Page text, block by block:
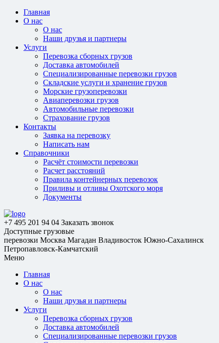
Главная
О нас
О нас
Наши друзья и партнеры
Услуги
Перевозка сборных грузов
Доставка автомобилей
Специализированные перевозки грузов
Складские услуги и хранение грузов
Морские грузоперевозки
Авиаперевозки грузов
Автомобильные перевозки
Страхование грузов
Контакты
Заявка на перевозку
Написать нам
Справочники
Расчёт стоимости перевозки
Расчет расстояний
Правила контейнерных перевозок
Приливы и отливы Охотского моря
Документы
+7 495 201 94 04 Заказать звонок
Доступные грузовые
перевозки Москва Магадан Владивосток Южно-Сахалинск
Петропавловск-Камчатский
Меню
Главная
О нас
О нас
Наши друзья и партнеры
Услуги
Перевозка сборных грузов
Доставка автомобилей
Специализированные перевозки грузов